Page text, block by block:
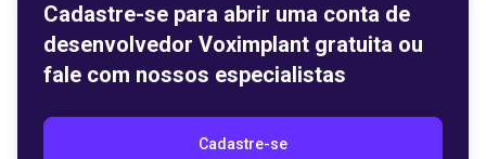
Cadastre-se para abrir uma conta de
desenvolvedor Voximplant gratuita ou
fale com nossos especialistas
Cadastre-se